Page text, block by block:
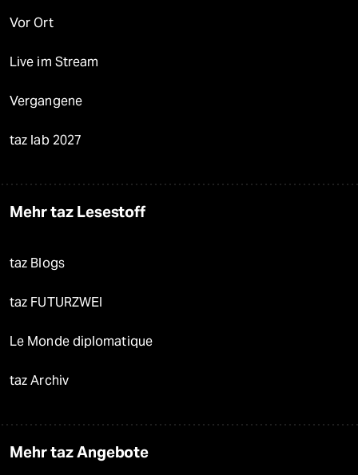
Vor Ort
Live im Stream
Vergangene
taz lab 2027
Mehr taz Lesestoff
taz Blogs
taz FUTURZWEI
Le Monde diplomatique
taz Archiv
Mehr taz Angebote